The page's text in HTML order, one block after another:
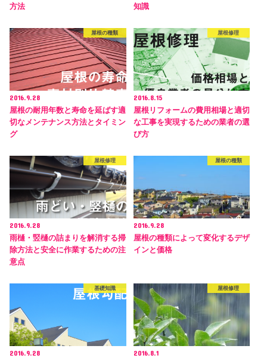
方法
知識
屋根の種類
2016.9.28
屋根の耐用年数と寿命を延ばす適
切なメンテナンス方法とタイミン
グ
屋根修理
2016.8.15
屋根リフォームの費用相場と適切
な工事を実現するための業者の選
び方
屋根修理
2016.9.28
雨樋・竪樋の詰まりを解消する掃
除方法と安全に作業するための注
意点
屋根の種類
2016.9.28
屋根の種類によって変化するデザ
インと価格
基礎知識
2016.9.28
屋根修理
2016.8.1